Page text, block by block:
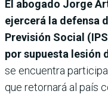
El abogado Jorge
ejercerá la defensa
Previsión Social
por supuesta lesión
se encuentra
que retornará al país